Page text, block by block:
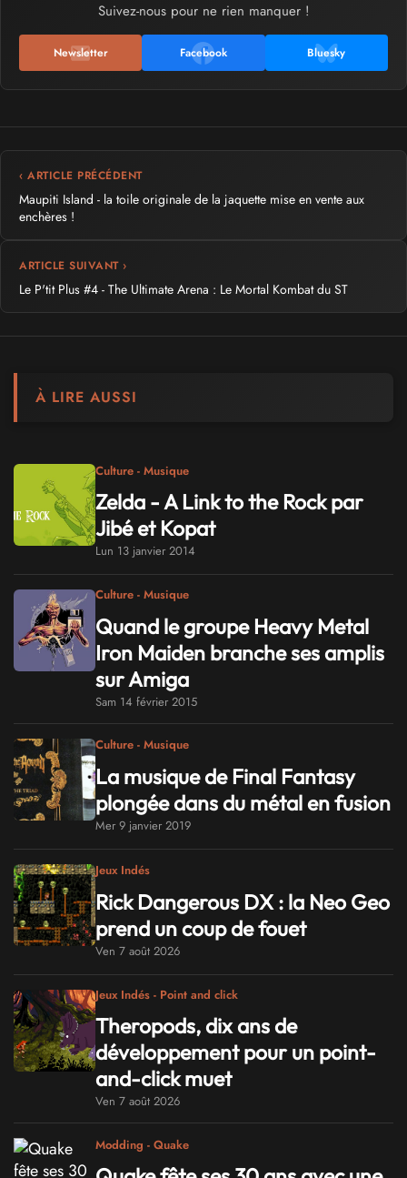
Suivez-nous pour ne rien manquer !
Newsletter Facebook Bluesky
‹ ARTICLE PRÉCÉDENT
Maupiti Island - la toile originale de la jaquette mise en vente aux
enchères !
ARTICLE SUIVANT ›
Le P'tit Plus #4 - The Ultimate Arena : Le Mortal Kombat du ST
À LIRE AUSSI
Culture - Musique
Zelda - A Link to the Rock par
Jibé et Kopat
Lun 13 janvier 2014
Culture - Musique
Quand le groupe Heavy Metal
Iron Maiden branche ses amplis
sur Amiga
Sam 14 février 2015
Culture - Musique
La musique de Final Fantasy
plongée dans du métal en fusion
Mer 9 janvier 2019
Jeux Indés
Rick Dangerous DX : la Neo Geo
prend un coup de fouet
Ven 7 août 2026
Jeux Indés - Point and click
Theropods, dix ans de
développement pour un point-
and-click muet
Ven 7 août 2026
Modding - Quake